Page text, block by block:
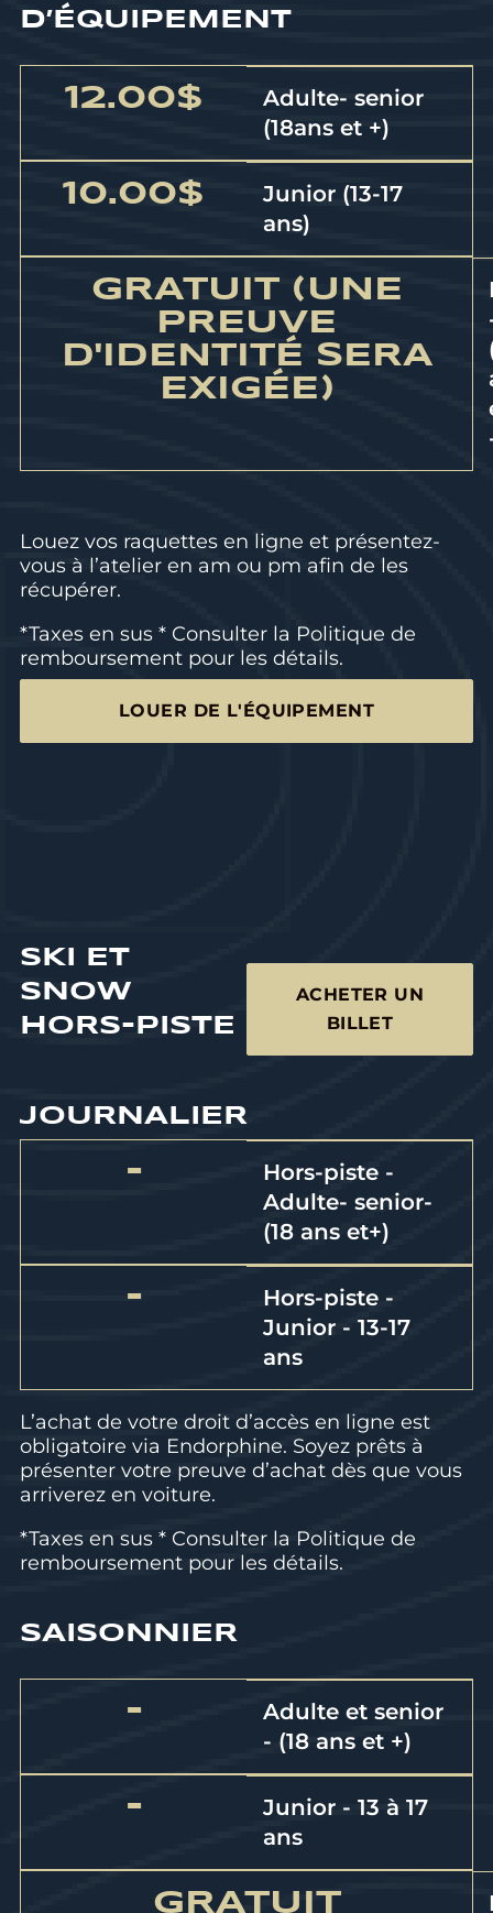
D’ÉQUIPEMENT
12.00$
Adulte- senior
(18ans et +)
10.00$
Junior (13-17
ans)
GRATUIT (UNE
PREUVE
D'IDENTITÉ SERA
EXIGÉE)
Louez vos raquettes en ligne et présentez-
vous à l’atelier en am ou pm afin de les
récupérer.
*Taxes en sus * Consulter la Politique de
remboursement pour les détails.
LOUER DE L'ÉQUIPEMENT
SKI ET
SNOW
HORS-PISTE
ACHETER UN
BILLET
JOURNALIER
-
Hors-piste -
Adulte- senior-
(18 ans et+)
-
Hors-piste -
Junior - 13-17
ans
L’achat de votre droit d’accès en ligne est
obligatoire via Endorphine. Soyez prêts à
présenter votre preuve d’achat dès que vous
arriverez en voiture.
*Taxes en sus * Consulter la Politique de
remboursement pour les détails.
SAISONNIER
-
Adulte et senior
- (18 ans et +)
-
Junior - 13 à 17
ans
GRATUIT